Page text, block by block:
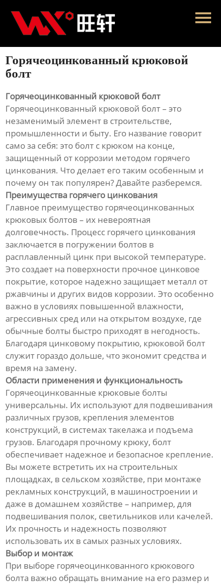
Главная
Продукция
Новости
Контакты
Горячеоцинкованный крюковой
болт
Горячеоцинкованный крюковой болт
Горячеоцинкованный крюковой болт – это
незаменимый элемент в строительстве,
промышленности и быту. Его название говорит
само за себя: это болт с крюком на конце,
защищенный от коррозии методом горячего
цинкования. Что делает его таким особенным и
почему он так популярен? Давайте разберемся.
Преимущества горячего цинкования
Главное преимущество горячеоцинкованных
крюковых болтов – их невероятная
долговечность. Процесс горячего цинкования
заключается в погружении болтов в
расплавленный цинк при высокой температуре.
Это создает на поверхности прочное цинковое
покрытие, которое надежно защищает металл от
ржавчины и других видов коррозии. Это особенно
важно в условиях повышенной влажности,
агрессивных сред или на открытом воздухе, где
обычные болты быстро приходят в негодность.
Благодаря цинковому покрытию, крюковой болт
служит гораздо дольше, что экономит средства и
время на замену.
Области применения и функциональность
Горячеоцинкованные крюковые болты
универсальны. Их используют для подвешивания
различных грузов, крепления элементов
конструкций, в системах такелажа и подъема
грузов. Благодаря прочному крюку, болт
обеспечивает надежное и безопасное крепление.
Вы можете встретить их на строительных
площадках, в сельском хозяйстве, при монтаже
рекламных конструкций, в машиностроении и
даже в домашнем хозяйстве – например, для
подвешивания полок, светильников или качелей.
Их прочность и надежность позволяют
использовать их в самых разных условиях.
Выбор и монтаж
При выборе горячеоцинкованного крюкового
болта важно обращать внимание на его размер и